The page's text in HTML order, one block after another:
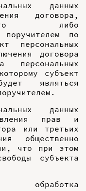
данных
договора,
либо
поручителем по
персональных
договора
персональных
субъект
являться
данных
прав и
или третьих
общественно
что при этом
субъекта
обработка